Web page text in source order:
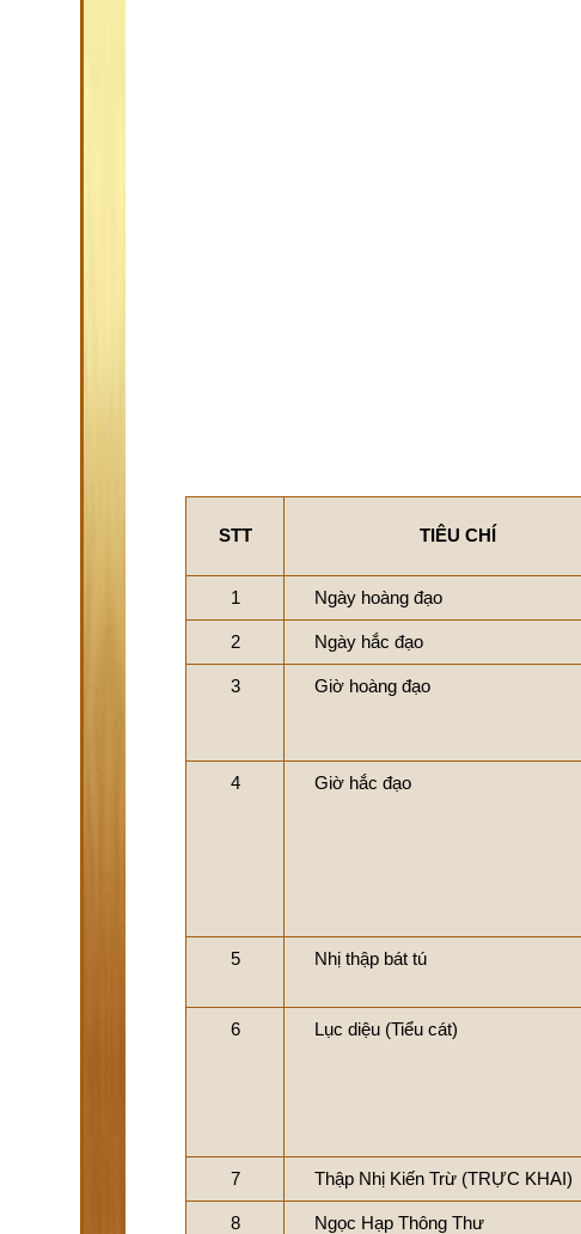
STT TIÊU CHÍ
1 Ngày hoàng đạo
2 Ngày hắc đạo
3 Giờ hoàng đạo
4 Giờ hắc đạo
5 Nhị thập bát tú
6 Lục diệu (Tiểu cát)
7 Thập Nhị Kiến Trừ (TRỰC KHAI)
8 Ngọc Hạp Thông Thư